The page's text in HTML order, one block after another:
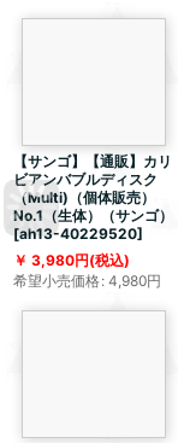
【サンゴ】【通販】カリ
ビアンバブルディスク
（Multi)（個体販売）
No.1（生体）（サンゴ）
[ah13-40229520]
3,980円(税込)
希望小売価格: 4,980円